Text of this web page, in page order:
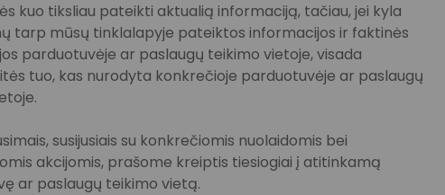
kuo tiksliau pateikti aktualią informaciją, tačiau, jei kyla
tarp mūsų tinklalapyje pateiktos informacijos ir faktinės
parduotuvėje ar paslaugų teikimo vietoje, visada
tuo, kas nurodyta konkrečioje parduotuvėje ar paslaugų
susijusiais su konkrečiomis nuolaidomis bei
akcijomis, prašome kreiptis tiesiogiai į atitinkamą
ar paslaugų teikimo vietą.